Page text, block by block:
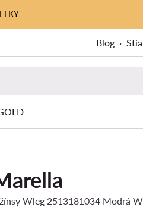
Blog
Wleg 2513181034 Modrá